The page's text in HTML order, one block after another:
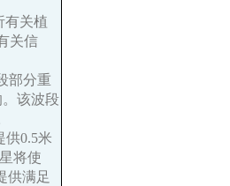
有关植
关信
部分重
该波段
供0.5米
将使
供满足